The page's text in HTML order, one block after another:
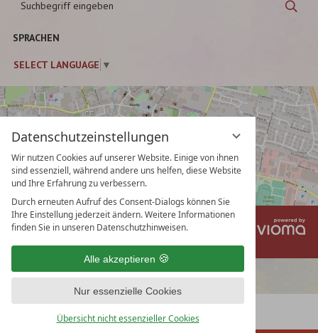
Datenschutzeinstellungen
Wir nutzen Cookies auf unserer Website. Einige von ihnen
sind essenziell, während andere uns helfen, diese Website
und Ihre Erfahrung zu verbessern.
Durch erneuten Aufruf des Consent-Dialogs können Sie
Ihre Einstellung jederzeit ändern. Weitere Informationen
finden Sie in unseren Datenschutzhinweisen.
Alle akzeptieren
Nur essenzielle Cookies
Übersicht nicht essenzieller Cookies
SPRACHEN
SELECT LANGUAGE ▼
Impressum
Datenschutz